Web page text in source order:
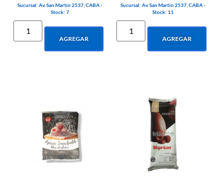
Sucursal: Av. San Martin 2537, CABA -
Stock: 7
AGREGAR
Sucursal: Av. San Martin 2537, CABA -
Stock: 11
AGREGAR